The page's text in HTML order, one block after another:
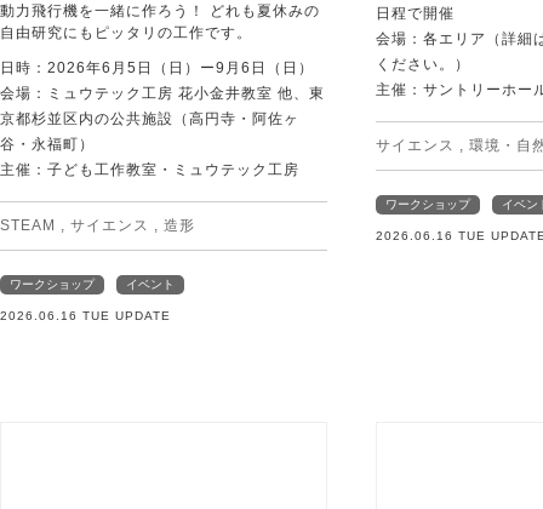
動力飛行機を一緒に作ろう！ どれも夏休みの
自由研究にもピッタリの工作です。
日時：2026年6月5日（日）ー9月6日（日）
会場：ミュウテック工房 花小金井教室 他、東
京都杉並区内の公共施設（高円寺・阿佐ヶ
谷・永福町）
主催：子ども工作教室・ミュウテック工房
STEAM サイエンス 造形
ワークショップ イベント
2026.06.16 TUE UPDATE
日程で開催
会場：各エリア（詳細
ください。）
主催：サントリーホー
サイエンス 環境・自
ワークショップ イベン
2026.06.16 TUE